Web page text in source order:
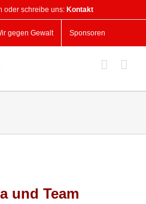
oder schreibe uns: Kontakt
gegen Gewalt Sponsoren
und Team